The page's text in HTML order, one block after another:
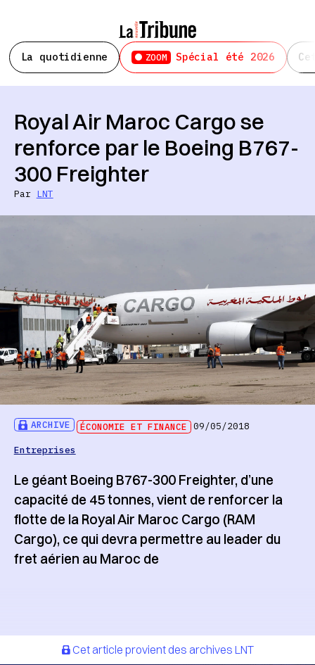
La quotidienne ZOOM Spécial été 2026
ARCHIVE ÉCONOMIE ET FINANCE 09/05/2018
Entreprises
Royal Air Maroc Cargo se
renforce par le Boeing B767-
300 Freighter
Par LNT
Le géant Boeing B767-300 Freighter, d’une
capacité de 45 tonnes, vient de renforcer la
ﬂotte de la Royal Air Maroc Cargo (RAM
Cargo), ce qui devra permettre au leader du
fret aérien au Maroc de
Cet article provient des archives LNT